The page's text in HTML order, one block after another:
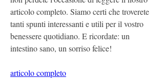
articolo completo. Siamo certi che troverete
tanti spunti interessanti e utili per il vostro
benessere quotidiano. E ricordate: un
intestino sano, un sorriso felice!
articolo completo